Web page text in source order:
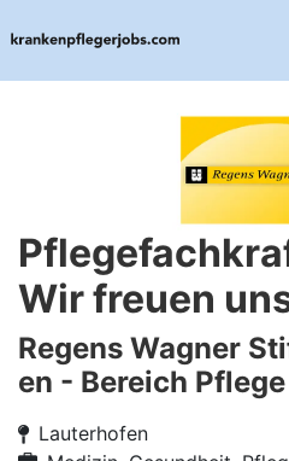
Wir freuen
Regens Wagner
en - Bereich Pflege
Lauterhofen